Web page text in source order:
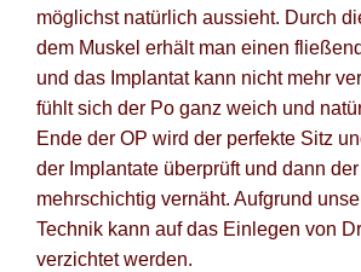
möglichst natürlich aussieht. Durch
dem Muskel erhält man einen
und das Implantat kann nicht mehr
fühlt sich der Po ganz weich und
Ende der OP wird der perfekte Sitz
der Implantate überprüft und dann
mehrschichtig vernäht. Aufgrund
Technik kann auf das Einlegen von
verzichtet werden.